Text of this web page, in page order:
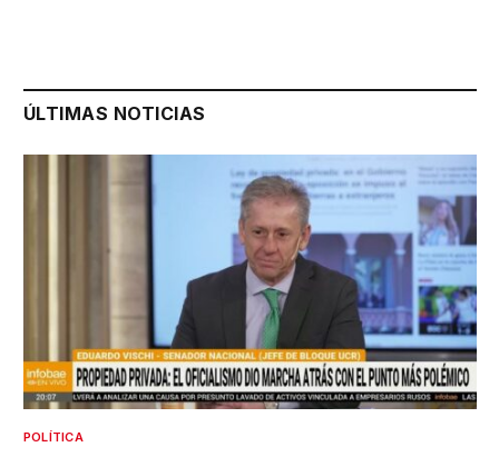
ÚLTIMAS NOTICIAS
POLÍTICA